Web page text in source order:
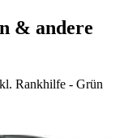
& andere
Rankhilfe - Grün